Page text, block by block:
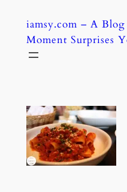
content
iamsy.com – A
Moment Surprises